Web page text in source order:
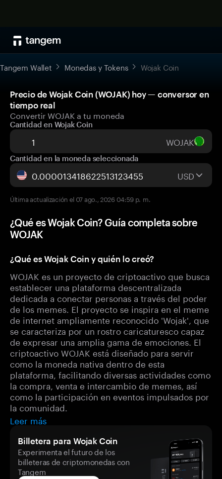
Tangem Wallet Monedas y Tokens Wojak Coin
Precio de Wojak Coin (WOJAK) hoy — conversor en
tiempo real
Convertir WOJAK a tu moneda
Cantidad en Wojak Coin
WOJAK
Cantidad en la moneda seleccionada
USD
Última actualización el 07 ago., 2026 04:59 p. m.
¿Qué es Wojak Coin? Guía completa sobre
WOJAK
¿Qué es Wojak Coin y quién lo creó?
WOJAK es un proyecto de criptoactivo que busca
establecer una plataforma descentralizada
dedicada a conectar personas a través del poder
de los memes. El proyecto se inspira en el meme
de internet ampliamente reconocido 'Wojak', que
se caracteriza por un rostro caricaturesco capaz
de expresar una amplia gama de emociones. El
criptoactivo WOJAK está diseñado para servir
como la moneda nativa dentro de esta
plataforma, facilitando diversas actividades como
la compra, venta e intercambio de memes, así
como la participación en eventos impulsados por
la comunidad.
Leer más
Billetera para Wojak Coin
Experimenta el futuro de los
billeteras de criptomonedas con
Tangem